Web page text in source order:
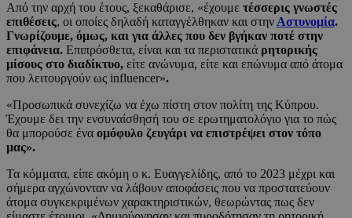
Από την αρχή του έτους, ξεκαθάρισε, «έχουμε τέσσερις γνωστές
επιθέσεις, οι οποίες δηλαδή καταγγέλθηκαν και στην Αστυνομία.
Γνωρίζουμε, όμως, και για άλλες που δεν βγήκαν ποτέ στην
επιφάνεια. Επιπρόσθετα, είναι και τα περιστατικά ρητορικής
μίσους στο διαδίκτυο, είτε ανώνυμα, είτε και επώνυμα από άτομα
που λειτουργούν ως influencer».
«Προσωπικά συνεχίζω να έχω πίστη στον πολίτη της Κύπρου.
Έχουμε δει την ενσυναίσθησή του σε ερωτηματολόγιο για το πώς
θα μπορούσε ένα ομόφυλο ζευγάρι να επιστρέψει στον τόπο
μας».
Τα κόμματα, είπε ακόμη ο κ. Ευαγγελίδης, από το 2023 μέχρι και
σήμερα αγχώνονταν να λάβουν αποφάσεις που να προστατεύουν
άτομα συγκεκριμένων χαρακτηριστικών, θεωρώντας πως δεν